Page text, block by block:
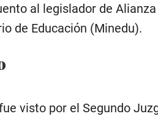
al legislador de
de Educación (Minedu).
visto por el Segundo